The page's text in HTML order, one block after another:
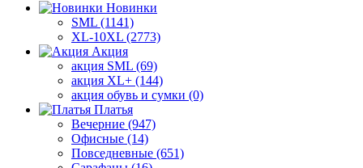
Новинки
SML (1141)
XL-10XL (2773)
Акция
акция SML (69)
акция XL+ (144)
акция обувь и сумки (0)
Платья
Вечерние (947)
Офисные (14)
Повседневные (651)